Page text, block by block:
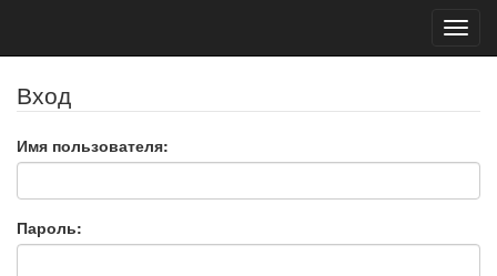
Вход
Имя пользователя:
Пароль: